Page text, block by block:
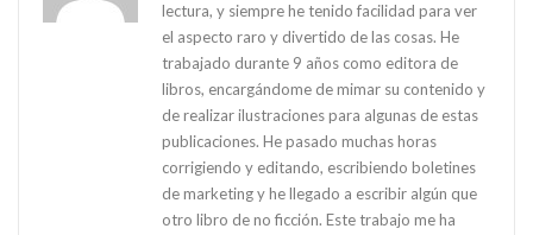
lectura, y siempre he tenido facilidad para ver
el aspecto raro y divertido de las cosas. He
trabajado durante 9 años como editora de
libros, encargándome de mimar su contenido y
de realizar ilustraciones para algunas de estas
publicaciones. He pasado muchas horas
corrigiendo y editando, escribiendo boletines
de marketing y he llegado a escribir algún que
otro libro de no ficción. Este trabajo me ha